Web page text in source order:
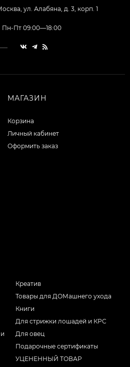
ул. Алабяна, д. 3, корп. 1
Пн-Пт 09:00—18:00
МАГАЗИН
Корзина
Личный кабинет
Оформить заказ
Креатив
Товары для ДОМашнего ухода
Книги
Для стрижки лошадей и КРС
Для овец
Подарочные сертификаты
УЦЕНЕННЫЙ ТОВАР